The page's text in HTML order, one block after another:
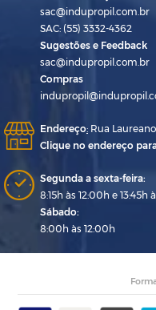
sac@indupropil.com.br
SAC: (55) 3332-4362
Sugestões e Feedback
sac@indupropil.com.br
Compras
Endereço: Rua
Clique no endereço
Segunda a sexta-feira:
8:15h às 12:00h e 13:45h
Sábado:
8:00h às 12:00h